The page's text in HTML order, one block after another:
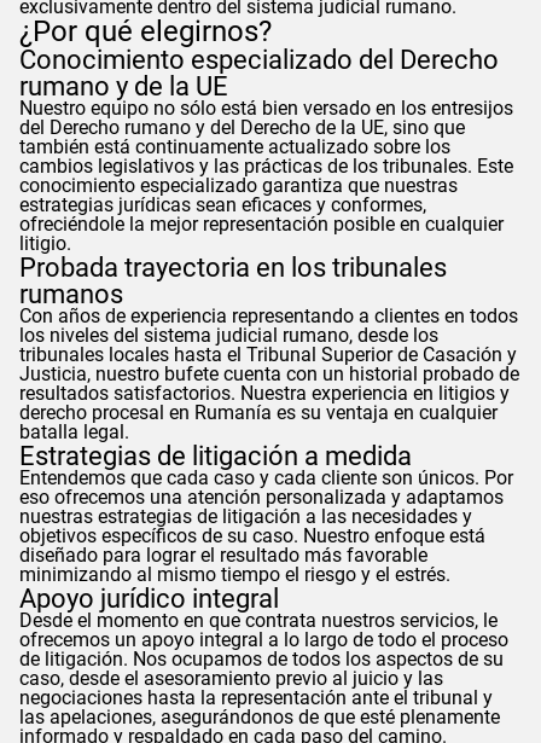
exclusivamente dentro del sistema judicial rumano.
¿Por qué elegirnos?
Conocimiento especializado del Derecho
rumano y de la UE
Nuestro equipo no sólo está bien versado en los entresijos
del Derecho rumano y del Derecho de la UE, sino que
también está continuamente actualizado sobre los
cambios legislativos y las prácticas de los tribunales. Este
conocimiento especializado garantiza que nuestras
estrategias jurídicas sean eficaces y conformes,
ofreciéndole la mejor representación posible en cualquier
litigio.
Probada trayectoria en los tribunales
rumanos
Con años de experiencia representando a clientes en todos
los niveles del sistema judicial rumano, desde los
tribunales locales hasta el Tribunal Superior de Casación y
Justicia, nuestro bufete cuenta con un historial probado de
resultados satisfactorios. Nuestra experiencia en litigios y
derecho procesal en Rumanía es su ventaja en cualquier
batalla legal.
Estrategias de litigación a medida
Entendemos que cada caso y cada cliente son únicos. Por
eso ofrecemos una atención personalizada y adaptamos
nuestras estrategias de litigación a las necesidades y
objetivos específicos de su caso. Nuestro enfoque está
diseñado para lograr el resultado más favorable
minimizando al mismo tiempo el riesgo y el estrés.
Apoyo jurídico integral
Desde el momento en que contrata nuestros servicios, le
ofrecemos un apoyo integral a lo largo de todo el proceso
de litigación. Nos ocupamos de todos los aspectos de su
caso, desde el asesoramiento previo al juicio y las
negociaciones hasta la representación ante el tribunal y
las apelaciones, asegurándonos de que esté plenamente
informado y respaldado en cada paso del camino.